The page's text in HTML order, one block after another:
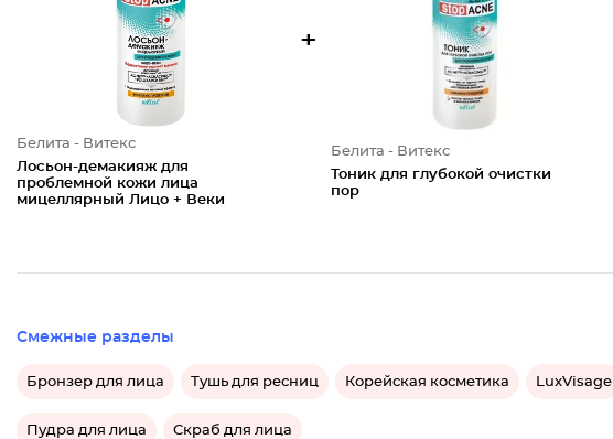
Белита - Витекс
Лосьон-демакияж для
проблемной кожи лица
мицеллярный Лицо + Веки
+
Белита - Витекс
Тоник для глубокой очистки
пор
Смежные разделы
Бронзер для лица Тушь для ресниц Корейская косметика LuxVisage
Пудра для лица Скраб для лица